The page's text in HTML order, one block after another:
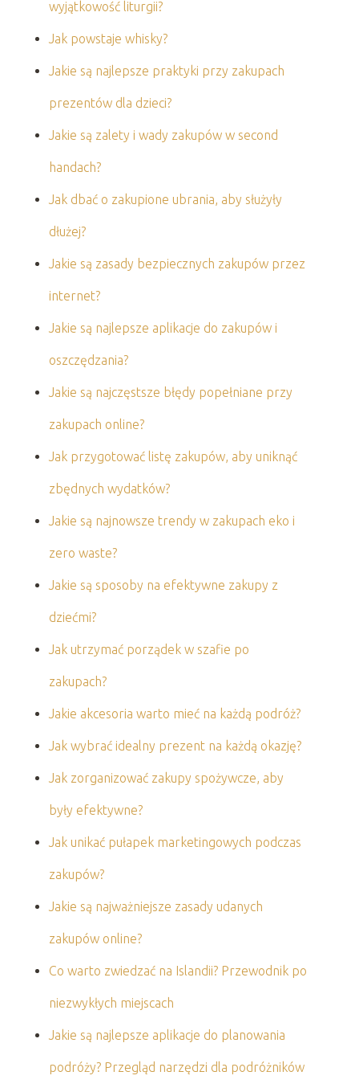
wyjątkowość liturgii?
Jak powstaje whisky?
Jakie są najlepsze praktyki przy zakupach
prezentów dla dzieci?
Jakie są zalety i wady zakupów w second
handach?
Jak dbać o zakupione ubrania, aby służyły
dłużej?
Jakie są zasady bezpiecznych zakupów przez
internet?
Jakie są najlepsze aplikacje do zakupów i
oszczędzania?
Jakie są najczęstsze błędy popełniane przy
zakupach online?
Jak przygotować listę zakupów, aby uniknąć
zbędnych wydatków?
Jakie są najnowsze trendy w zakupach eko i
zero waste?
Jakie są sposoby na efektywne zakupy z
dziećmi?
Jak utrzymać porządek w szafie po
zakupach?
Jakie akcesoria warto mieć na każdą podróż?
Jak wybrać idealny prezent na każdą okazję?
Jak zorganizować zakupy spożywcze, aby
były efektywne?
Jak unikać pułapek marketingowych podczas
zakupów?
Jakie są najważniejsze zasady udanych
zakupów online?
Co warto zwiedzać na Islandii? Przewodnik po
niezwykłych miejscach
Jakie są najlepsze aplikacje do planowania
podróży? Przegląd narzędzi dla podróżników